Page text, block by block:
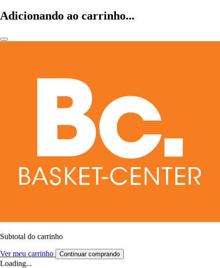
Adicionando ao carrinho...
Subtotal do carrinho
Ver meu carrinho Continuar comprando
Loading...